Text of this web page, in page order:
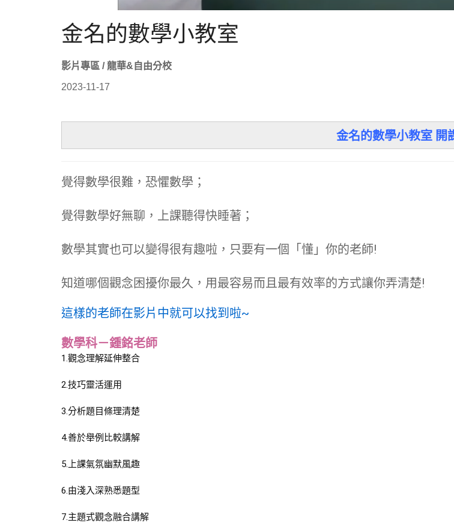
金名的數學小教室
影片專區 / 龍華&自由分校
2023-11-17
金名的數學小教室 開
覺得數學很難，恐懼數學；
覺得數學好無聊，上課聽得快睡著；
數學其實也可以變得很有趣啦，只要有一個「懂」你的老師!
知道哪個觀念困擾你最久，用最容易而且最有效率的方式讓你弄清楚!
這樣的老師在影片中就可以找到啦~
數學科－鍾銘老師
1.觀念理解延伸整合
2.技巧靈活運用
3.分析題目條理清楚
4.善於舉例比較講解
5.上課氣氛幽默風趣
6.由淺入深熟悉題型
7.主題式觀念融合講解